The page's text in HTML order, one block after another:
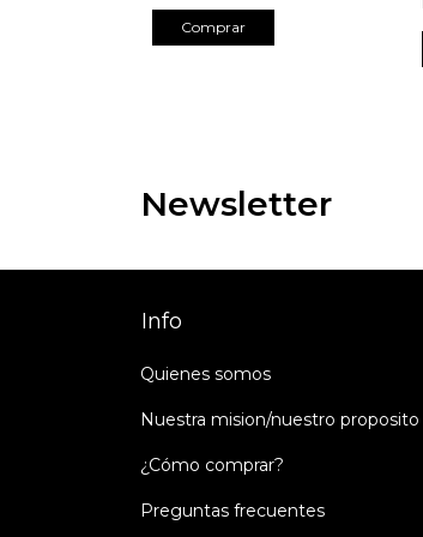
Newsletter
Info
Quienes somos
Nuestra mision/nuestro proposito
¿Cómo comprar?
Preguntas frecuentes